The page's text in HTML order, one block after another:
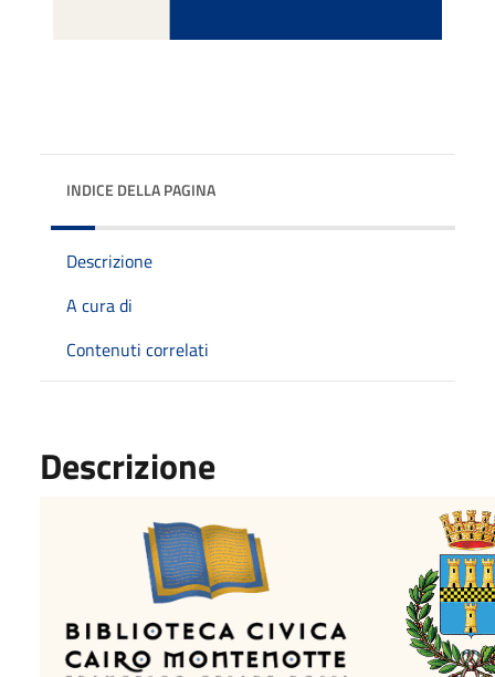
INDICE DELLA PAGINA
Descrizione
A cura di
Contenuti correlati
Descrizione